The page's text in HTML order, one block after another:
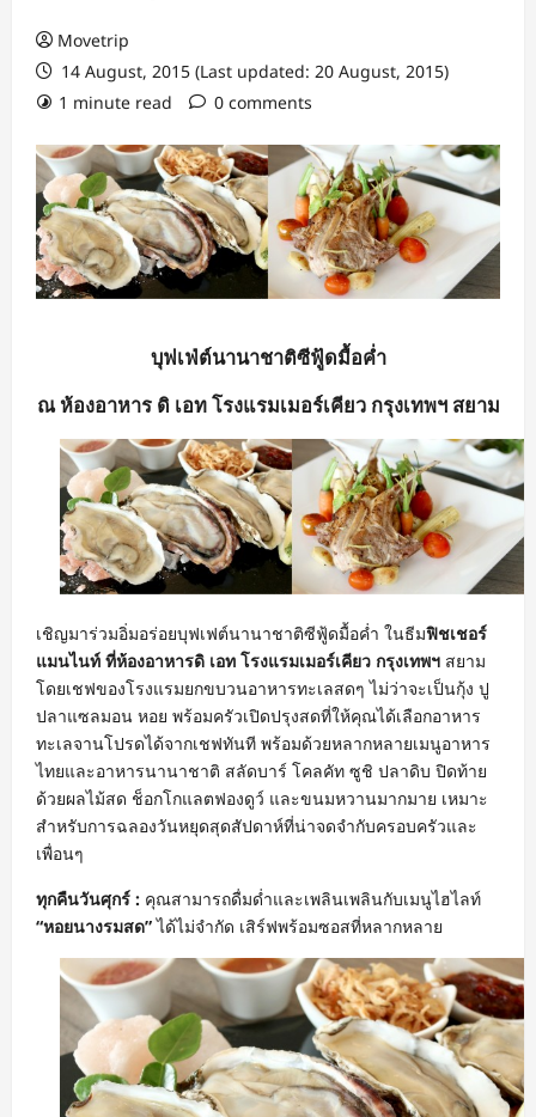
Movetrip
14 August, 2015 (Last updated: 20 August, 2015)
1 minute read
0 comments
บุฟเฟ่ต์นานาชาติซีฟู้ดมื้อค่ำ
ณ ห้องอาหาร ดิ เอท โรงแรมเมอร์เคียว กรุงเทพฯ สยาม
เชิญมาร่วมอิ่มอร่อยบุฟเฟต์นานาชาติซีฟู้ดมื้อค่ำ ในธีมฟิชเชอร์
แมนไนท์ ที่ห้องอาหารดิ เอท โรงแรมเมอร์เคียว กรุงเทพฯ สยาม
โดยเชฟของโรงแรมยกขบวนอาหารทะเลสดๆ ไม่ว่าจะเป็นกุ้ง ปู
ปลาแซลมอน หอย พร้อมครัวเปิดปรุงสดที่ให้คุณได้เลือกอาหาร
ทะเลจานโปรดได้จากเชฟทันที พร้อมด้วยหลากหลายเมนูอาหาร
ไทยและอาหารนานาชาติ สลัดบาร์ โคลคัท ซูชิ ปลาดิบ ปิดท้าย
ด้วยผลไม้สด ช็อกโกแลตฟองดูว์ และขนมหวานมากมาย เหมาะ
สำหรับการฉลองวันหยุดสุดสัปดาห์ที่น่าจดจำกับครอบครัวและ
เพื่อนๆ
ทุกคืนวันศุกร์ : คุณสามารถดื่มด่ำและเพลินเพลินกับเมนูไฮไลท์
“หอยนางรมสด”ได้ไม่จำกัด เสิร์ฟพร้อมซอสที่หลากหลาย